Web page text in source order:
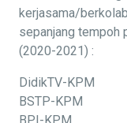
kerjasama/
sepanjang tempoh
(2020-2021) :
DidikTV-KPM
BSTP-KPM